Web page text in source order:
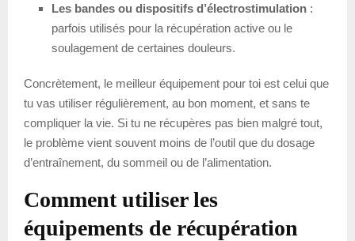
Les bandes ou dispositifs d’électrostimulation :
parfois utilisés pour la récupération active ou le
soulagement de certaines douleurs.
Concrètement, le meilleur équipement pour toi est celui que
tu vas utiliser régulièrement, au bon moment, et sans te
compliquer la vie. Si tu ne récupères pas bien malgré tout,
le problème vient souvent moins de l’outil que du dosage
d’entraînement, du sommeil ou de l’alimentation.
Comment utiliser les
équipements de récupération